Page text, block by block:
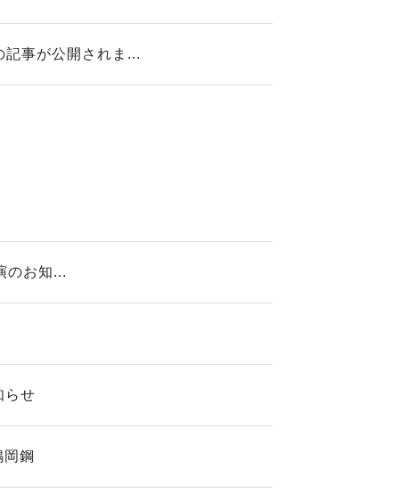
事が公開されま...
のお知...
らせ
鋼